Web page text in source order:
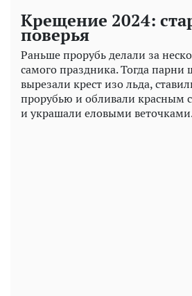
Крещение 2024:
поверья
Раньше прорубь делали за
самого праздника. Тогда
вырезали крест изо льда,
прорубью и обливали красным
и украшали еловыми